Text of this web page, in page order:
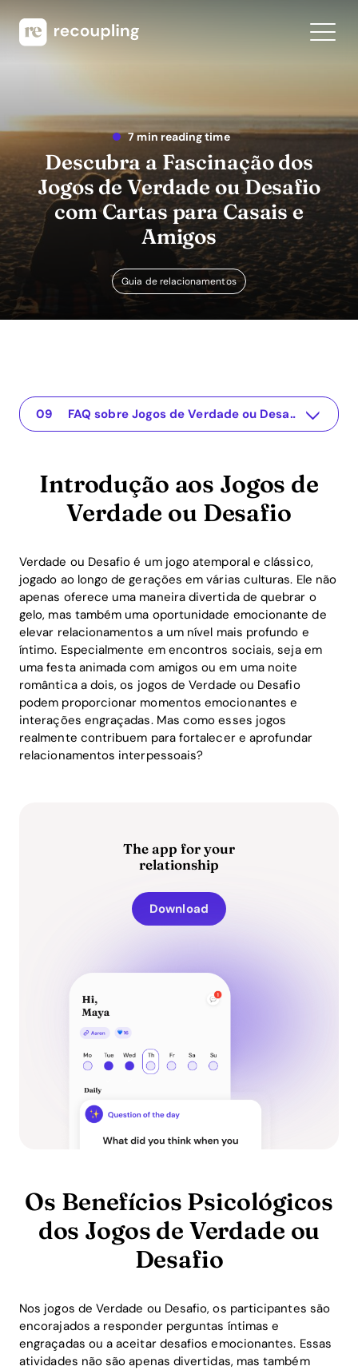
7 min reading time
Descubra a Fascinação dos
Jogos de Verdade ou Desafio
com Cartas para Casais e
Amigos
Guia de relacionamentos
Introdução aos Jogos de Verdade ou Desafio
The app for your relationship
Os Benefícios Psicológicos dos Jogos de Verdade ou Desafio
Dicas Práticas para um Jogo Bem-Sucedido
Como os Jogos de Verdade ou Desafio Podem Melhorar os Relacionamentos
Os Benefícios de ROI dos Jogos de Verdade ou Desafio em Relacionamentos
Jogos de Verdade ou Desafio na Era Digital
Conclusão
FAQ sobre Jogos de Verdade ou Desafio
Introdução aos Jogos de
Verdade ou Desafio
Verdade ou Desafio é um jogo atemporal e clássico,
jogado ao longo de gerações em várias culturas. Ele não
apenas oferece uma maneira divertida de quebrar o
gelo, mas também uma oportunidade emocionante de
elevar relacionamentos a um nível mais profundo e
íntimo. Especialmente em encontros sociais, seja em
uma festa animada com amigos ou em uma noite
romântica a dois, os jogos de Verdade ou Desafio
podem proporcionar momentos emocionantes e
interações engraçadas. Mas como esses jogos
realmente contribuem para fortalecer e aprofundar
relacionamentos interpessoais?
The app for your
relationship
Download
Os Benefícios Psicológicos
dos Jogos de Verdade ou
Desafio
Nos jogos de Verdade ou Desafio, os participantes são
encorajados a responder perguntas íntimas e
engraçadas ou a aceitar desafios emocionantes. Essas
atividades não são apenas divertidas, mas também